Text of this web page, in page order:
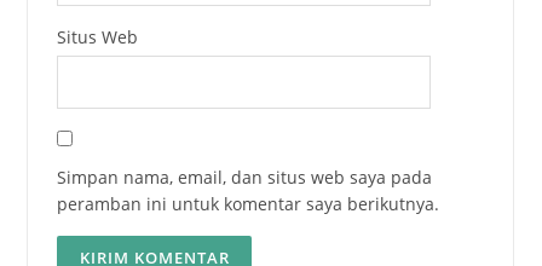
Situs Web
Simpan nama, email, dan situs web saya pada
peramban ini untuk komentar saya berikutnya.